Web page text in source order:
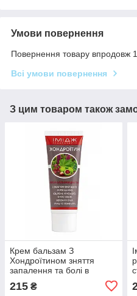
Умови повернення
Повернення товару впродовж
Всі умови повернення
З цим товаром також
Крем бальзам З
Хондроїтином зняття
запалення та болі в
суглобах, м'язах і хребті
Імідж Лабораторія
215 ₴